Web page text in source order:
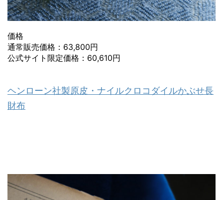
価格
通常販売価格：63,800円
公式サイト限定価格：60,610円
ヘンローン社製原皮・ナイルクロコダイルかぶせ長
財布